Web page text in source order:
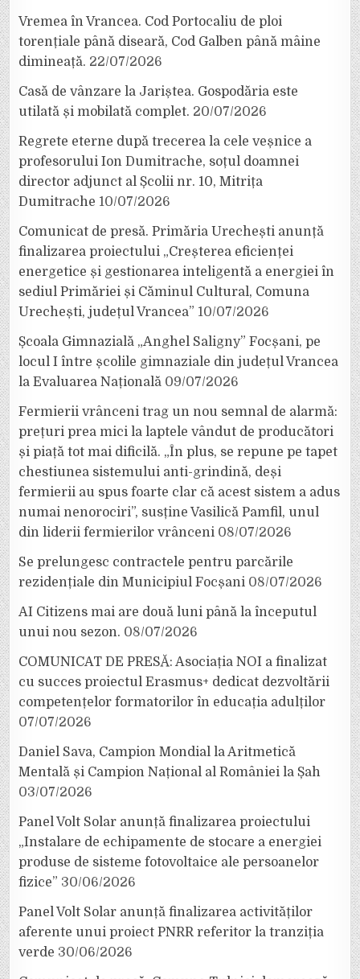
Vremea în Vrancea. Cod Portocaliu de ploi
torențiale până diseară, Cod Galben până mâine
dimineață. 22/07/2026
Casă de vânzare la Jariștea. Gospodăria este
utilată și mobilată complet. 20/07/2026
Regrete eterne după trecerea la cele veșnice a
profesorului Ion Dumitrache, soțul doamnei
director adjunct al Școlii nr. 10, Mitrița
Dumitrache 10/07/2026
Comunicat de presă. Primăria Urechești anunță
finalizarea proiectului „Creșterea eficienței
energetice și gestionarea inteligentă a energiei în
sediul Primăriei și Căminul Cultural, Comuna
Urechești, județul Vrancea” 10/07/2026
Școala Gimnazială „Anghel Saligny” Focșani, pe
locul I între școlile gimnaziale din județul Vrancea
la Evaluarea Națională 09/07/2026
Fermierii vrânceni trag un nou semnal de alarmă:
prețuri prea mici la laptele vândut de producători
și piață tot mai dificilă. „În plus, se repune pe tapet
chestiunea sistemului anti-grindină, deși
fermierii au spus foarte clar că acest sistem a adus
numai nenorociri”, susține Vasilică Pamfil, unul
din liderii fermierilor vrânceni 08/07/2026
Se prelungesc contractele pentru parcările
rezidențiale din Municipiul Focșani 08/07/2026
AI Citizens mai are două luni până la începutul
unui nou sezon. 08/07/2026
COMUNICAT DE PRESĂ: Asociația NOI a finalizat
cu succes proiectul Erasmus+ dedicat dezvoltării
competențelor formatorilor în educația adulților
07/07/2026
Daniel Sava, Campion Mondial la Aritmetică
Mentală și Campion Național al României la Șah
03/07/2026
Panel Volt Solar anunță finalizarea proiectului
„Instalare de echipamente de stocare a energiei
produse de sisteme fotovoltaice ale persoanelor
fizice” 30/06/2026
Panel Volt Solar anunță finalizarea activităților
aferente unui proiect PNRR referitor la tranziția
verde 30/06/2026